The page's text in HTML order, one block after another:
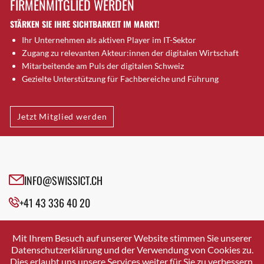
Brütten
Bubendorf
Bubikon
Buchs (SG)
Burgdorf
Bülach
Cazis
Cham
Davos Platz
Davos Platz 1
Dietikon
Dietlikon
FIRMENMITGLIED WERDEN
STÄRKEN SIE IHRE SICHTBARKEIT IM MARKT!
Ihr Unternehmen als aktiven Player im IT-Sektor
Zugang zu relevanten Akteur:innen der digitalen Wirtschaft
Mitarbeitende am Puls der digitalen Schweiz
Gezielte Unterstützung für Fachbereiche und Führung
Jetzt Mitglied werden
INFO@SWISSICT.CH
+41 43 336 40 20
SWISSICT
VULKANSTRASSE 120
8048 ZURICH
Mit Ihrem Besuch auf unserer Website stimmen Sie unserer
Datenschutzerklärung und der Verwendung von Cookies zu.
Dies erlaubt uns unsere Services weiter für Sie zu verbessern.